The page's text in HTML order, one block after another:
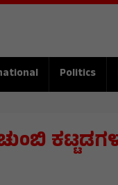
Politics